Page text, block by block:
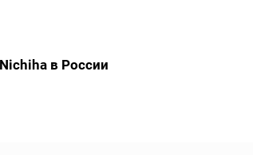
в России